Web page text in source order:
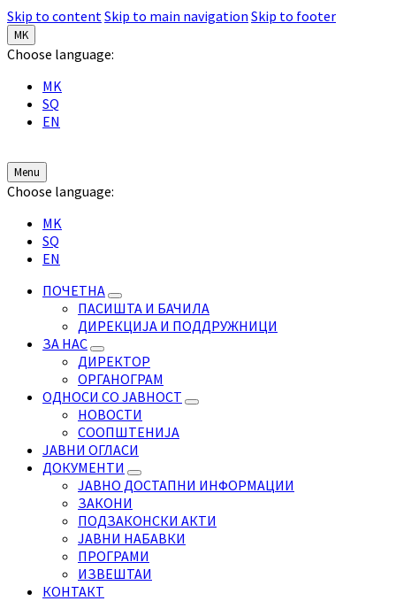
Skip to contentSkip to main navigation Skip to footer
MK
Choose language:
MK
SQ
EN
Menu
Choose language:
MK
SQ
EN
ПОЧЕТНА
ПАСИШТА И БАЧИЛА
ДИРЕКЦИЈА И ПОДДРУЖНИЦИ
ЗА НАС
ДИРЕКТОР
ОРГАНОГРАМ
ОДНОСИ СО ЈАВНОСТ
НОВОСТИ
СООПШТЕНИЈА
ЈАВНИ ОГЛАСИ
ДОКУМЕНТИ
ЈАВНО ДОСТАПНИ ИНФОРМАЦИИ
ЗАКОНИ
ПОДЗАКОНСКИ АКТИ
ЈАВНИ НАБАВКИ
ПРОГРАМИ
ИЗВЕШТАИ
КОНТАКТ